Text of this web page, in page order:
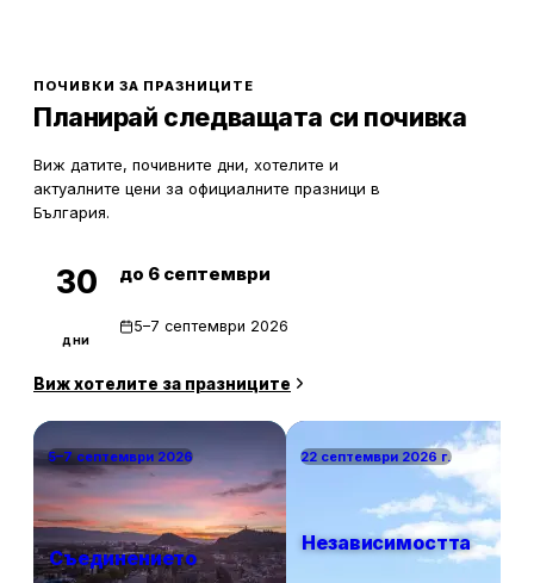
ПОЧИВКИ ЗА ПРАЗНИЦИТЕ
Планирай следващата си почивка
Виж датите, почивните дни, хотелите и
актуалните цени за официалните празници в
България.
30
дни
до 6 септември
5–7 септември 2026
Виж хотелите за празниците
5–7 септември 2026
Съединението
22 септември 2026 г.
Независимостта